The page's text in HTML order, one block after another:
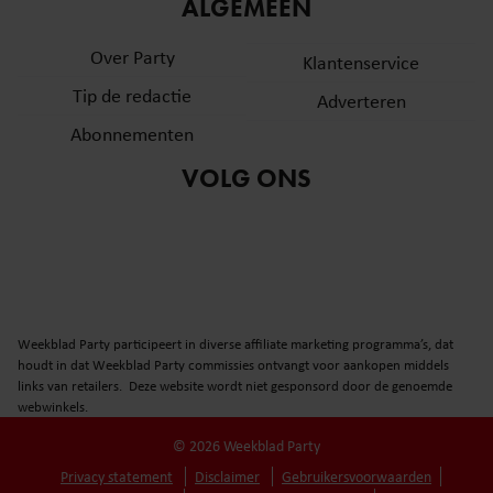
partners kunnen deze gegevens combineren met andere
verzameld op basis van uw gebruik van hun services. U
gaat akkoord met onze cookies als u onze website blijft
ALGEMEEN
Over Party
Tip de redactie
Abonnementen
Klantenservice
Adverteren
VOLG ONS
Weekblad Party participeert in diverse affiliate marketing programma’s, dat
houdt in dat Weekblad Party commissies ontvangt voor aankopen middels
links van retailers. Deze website wordt niet gesponsord door de genoemde
webwinkels.
© 2026 Weekblad Party
Privacy statement
Disclaimer
Gebruikersvoorwaarden